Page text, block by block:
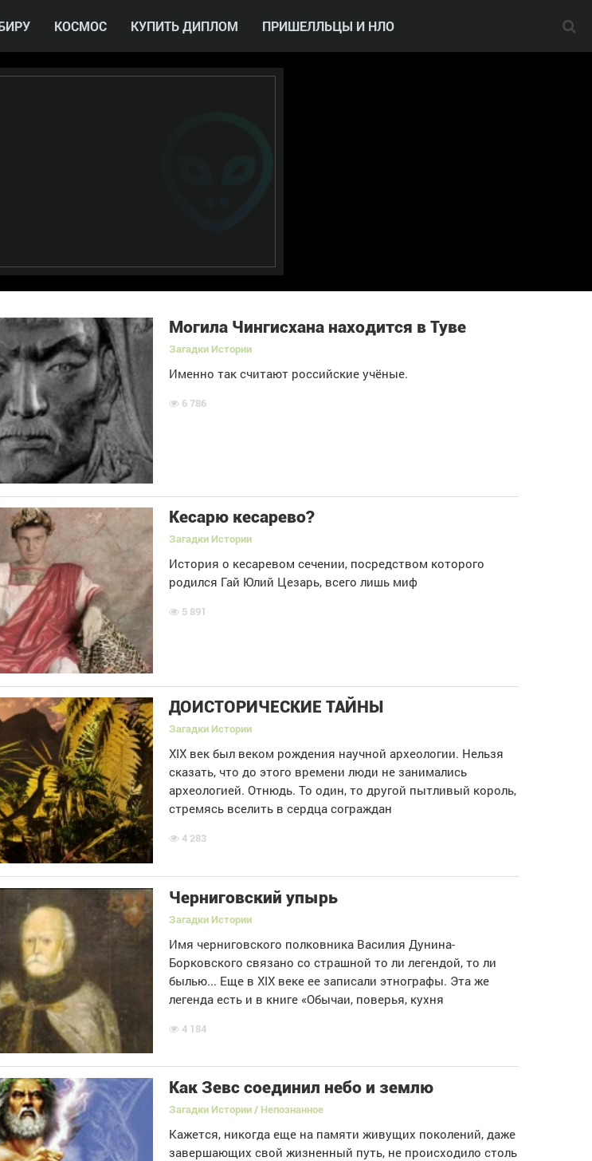
КОСМОС КУПИТЬ ДИПЛОМ ПРИШЕЛЛЬЦЫ И НЛО
Могила Чингисхана находится в Туве
Загадки Истории
Именно так считают российские учёные.
6 786
Кесарю кесарево?
Загадки Истории
История о кесаревом сечении, посредством которого
родился Гай Юлий Цезарь, всего лишь миф
5 891
ДОИСТОРИЧЕСКИЕ ТАЙНЫ
Загадки Истории
XIX век был веком рождения научной археологии. Нельзя
сказать, что до этого времени люди не занимались
археологией. Отнюдь. То один, то другой пытливый король,
стремясь вселить в сердца сограждан
4 283
Черниговский упырь
Загадки Истории
Имя черниговского полковника Василия Дунина-
Борковского связано со страшной то ли легендой, то ли
былью... Еще в XIX веке ее записали этнографы. Эта же
легенда есть и в книге «Обычаи, поверья, кухня
4 184
Как Зевс соединил небо и землю
Загадки Истории / Непознанное
Кажется, никогда еще на памяти живущих поколений, даже
завершающих свой жизненный путь, не происходило столь